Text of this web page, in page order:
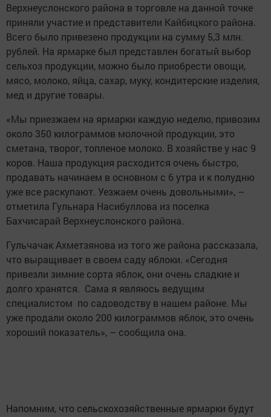
Верхнеуслонского района в торговле на данной точке
приняли участие и представители Кайбицкого района.
Всего было привезено продукции на сумму 5,3 млн.
рублей. На ярмарке был представлен богатый выбор
сельхоз продукции, можно было приобрести овощи,
мясо, молоко, яйца, сахар, муку, кондитерские изделия,
мед и другие товары.
«Мы приезжаем на ярмарки каждую неделю, привозим
около 350 килограммов молочной продукции, это
сметана, творог, топленое молоко. В хозяйстве у нас 9
коров. Наша продукция расходится очень быстро,
продавать начинаем в основном с 6 утра и к полудню
уже все раскупают. Уезжаем очень довольными», –
отметила Гульнара Насибуллова из поселка
Бахчисарай Верхнеуслонского района.
Гульчачак Ахметзянова из того же района рассказала,
что выращивает в своем саду яблоки. «Сегодня
привезли зимние сорта яблок, они очень сладкие и
долго хранятся. Сама я являюсь ведущим
специалистом по садоводству в нашем районе. Мы
уже продали около 200 килограммов яблок, это очень
хороший показатель», – сообщила она.
Напомним, что сельскохозяйственные ярмарки будут